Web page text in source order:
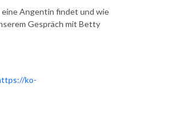
eine Angentin findet und wie
Gespräch mit Betty
ko-